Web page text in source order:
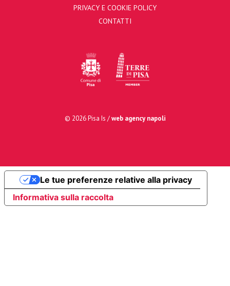
PRIVACY E COOKIE POLICY
CONTATTI
© 2026 Pisa Is /web agency napoli
Informativa sulla raccolta
Le tue preferenze relative alla privacy